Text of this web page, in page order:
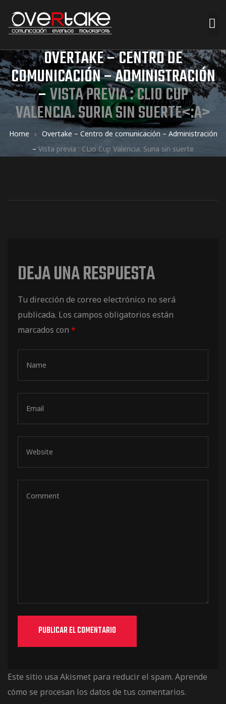
OVERTAKE – CENTRO DE
COMUNICACIÓN – ADMINISTRACIÓN
–VISTA PREVIA : CLIO CUP
VALENCIA. SURIA SIN SUERTE<:A>
Home
Overtake – Centro de comunicación – Administración
– Vista previa : CLio Cup Valencia. Suria sin suerte
DEJA UNA RESPUESTA
Tu dirección de correo electrónico no será
publicada. Los campos obligatorios están
marcados con *
Este sitio usa Akismet para reducir el spam. Aprende
cómo se procesan los datos de tus comentarios.
Series